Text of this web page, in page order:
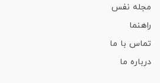
مجله نفس
راهنما
تماس با ما
درباره ما